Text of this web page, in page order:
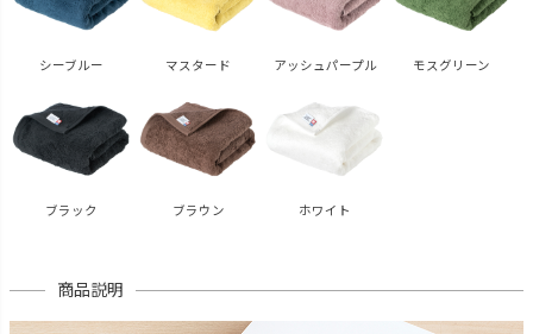
シーブルー マスタード アッシュパープル モスグリーン
ブラック ブラウン ホワイト
商品説明